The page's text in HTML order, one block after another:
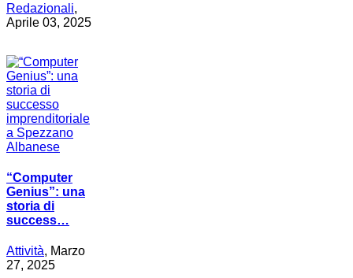
Redazionali,
Aprile 03, 2025
“Computer
Genius”: una
storia di
success…
Attività, Marzo
27, 2025